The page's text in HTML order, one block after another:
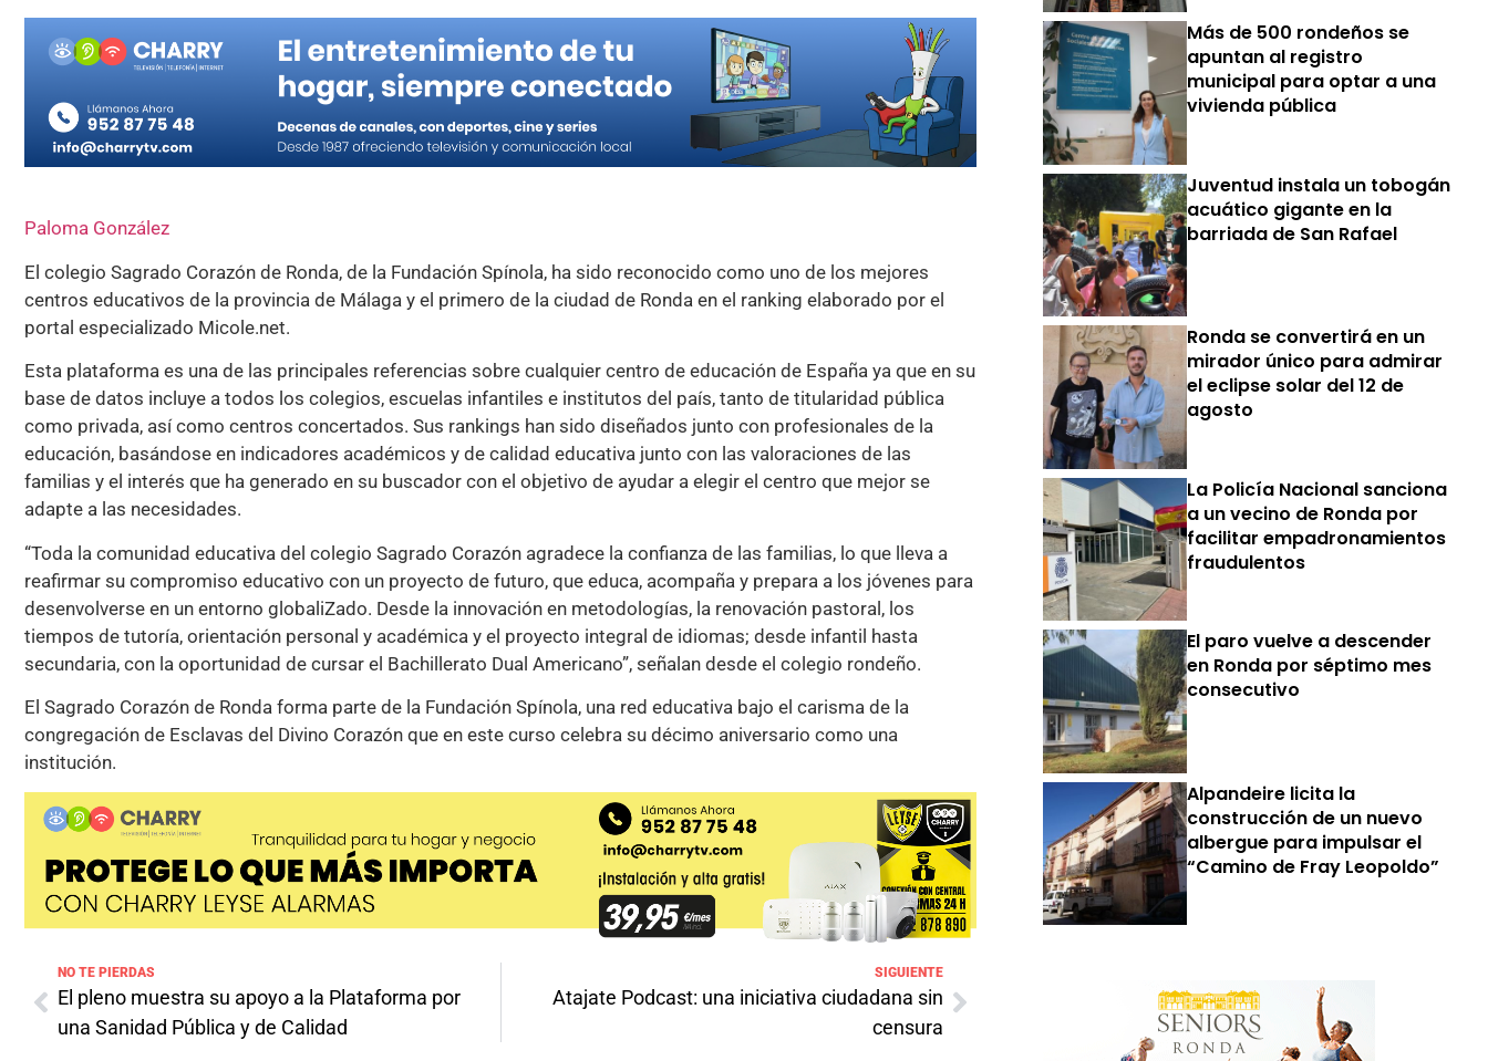
Paloma González
El colegio Sagrado Corazón de Ronda, de la Fundación Spínola, ha sido reconocido como uno de los mejores
centros educativos de la provincia de Málaga y el primero de la ciudad de Ronda en el ranking elaborado por el
portal especializado Micole.net.
Esta plataforma es una de las principales referencias sobre cualquier centro de educación de España ya que en su
base de datos incluye a todos los colegios, escuelas infantiles e institutos del país, tanto de titularidad pública
como privada, así como centros concertados. Sus rankings han sido diseñados junto con profesionales de la
educación, basándose en indicadores académicos y de calidad educativa junto con las valoraciones de las
familias y el interés que ha generado en su buscador con el objetivo de ayudar a elegir el centro que mejor se
adapte a las necesidades.
“Toda la comunidad educativa del colegio Sagrado Corazón agradece la confianza de las familias, lo que lleva a
reafirmar su compromiso educativo con un proyecto de futuro, que educa, acompaña y prepara a los jóvenes para
desenvolverse en un entorno globaliZado. Desde la innovación en metodologías, la renovación pastoral, los
tiempos de tutoría, orientación personal y académica y el proyecto integral de idiomas; desde infantil hasta
secundaria, con la oportunidad de cursar el Bachillerato Dual Americano”, señalan desde el colegio rondeño.
El Sagrado Corazón de Ronda forma parte de la Fundación Spínola, una red educativa bajo el carisma de la
congregación de Esclavas del Divino Corazón que en este curso celebra su décimo aniversario como una
institución.
NO TE PIERDAS
El pleno muestra su apoyo a la Plataforma por
una Sanidad Pública y de Calidad
SIGUIENTE
Atajate Podcast: una iniciativa ciudadana sin
censura
Más de 500 rondeños se
apuntan al registro
municipal para optar a una
vivienda pública
Juventud instala un tobogán
acuático gigante en la
barriada de San Rafael
Ronda se convertirá en un
mirador único para admirar
el eclipse solar del 12 de
agosto
La Policía Nacional sanciona
a un vecino de Ronda por
facilitar empadronamientos
fraudulentos
El paro vuelve a descender
en Ronda por séptimo mes
consecutivo
Alpandeire licita la
construcción de un nuevo
albergue para impulsar el
“Camino de Fray Leopoldo”